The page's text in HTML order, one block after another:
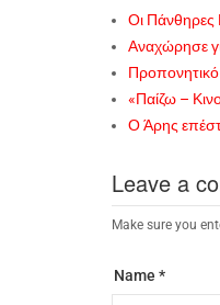
Οι Πάνθηρες
Αναχώρησε
Προπονητικό
«Παίζω –
Ο Άρης
Leave a
Make sure you
Name *